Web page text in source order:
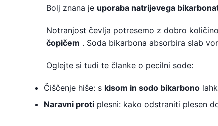
Bolj znana je uporaba natrijevega
Notranjost čevlja potresemo z dobro
čopičem . Soda bikarbona absorbira slab
Oglejte si tudi te članke o pecilni sode:
Čiščenje hiše: s kisom in sodo bikarbono
Naravni proti plesni: kako odstraniti plesen